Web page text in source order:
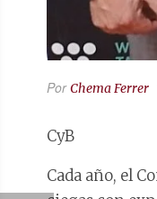
PorChema Ferrer
CyB
Cada año, el